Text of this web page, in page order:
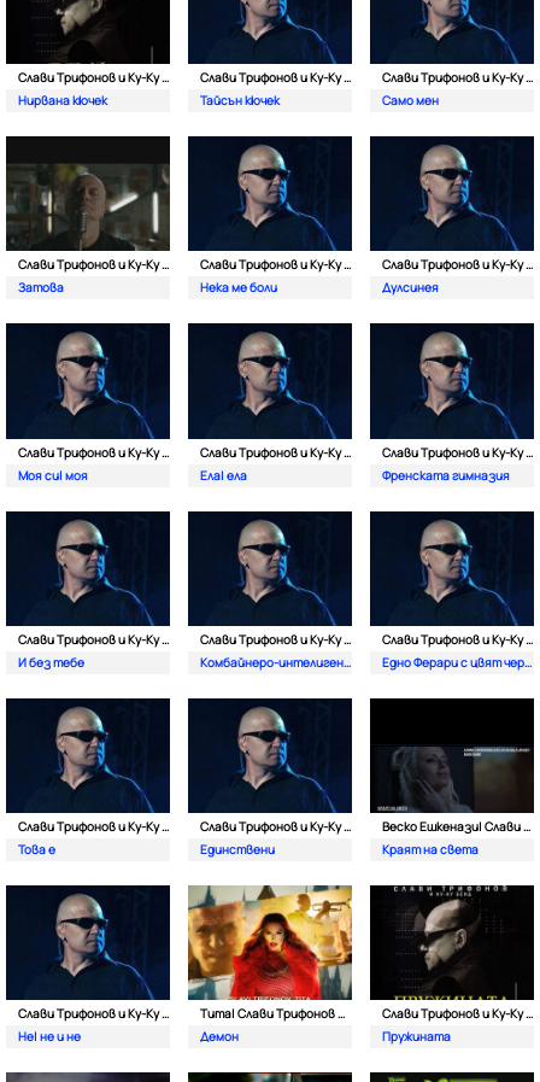
Слави Трифонов и Ку-Kу Бенд
Нирвана кючек
Слави Трифонов и Ку-Kу Бенд
Тайсън кючек
Слави Трифонов и Ку-Kу Бенд
Само мен
Слави Трифонов и Ку-Kу Бенд
Затова
Слави Трифонов и Ку-Kу Бенд
Нека ме боли
Слави Трифонов и Ку-Kу Бенд
Дулсинея
Слави Трифонов и Ку-Kу Бенд
Моя си| моя
Слави Трифонов и Ку-Kу Бенд
Ела| eла
Слави Трифонов и Ку-Kу Бенд
Френската гимназия
Слави Трифонов и Ку-Kу Бенд
И без тебе
Слави Трифонов и Ку-Kу Бенд
Комбайнеро-интелигентска
Слави Трифонов и Ку-Kу Бенд
Едно Ферари с цвят червен
Слави Трифонов и Ку-Kу Бенд
Това е
Слави Трифонов и Ку-Kу Бенд
Единствени
Веско Ешкенази| Слави Трифнов и Ку-Ку Бенд
Краят на света
Слави Трифонов и Ку-Kу Бенд
Не| не и не
Тита| Слави Трифонов и Ку-Kу Бенд
Демон
Слави Трифонов и Ку-Kу Бенд
Пружината